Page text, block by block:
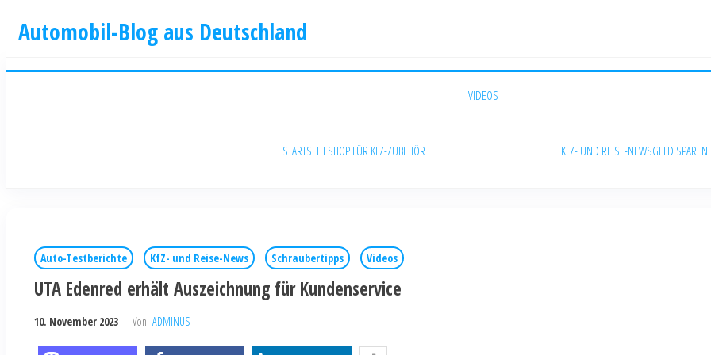
Automobil-Blog aus Deutschland
STARTSEITESHOP FÜR KFZ-ZUBEHÖR
VIDEOS
KFZ- UND REISE-NEWSGELD SPAREN
Auto-Testberichte KfZ- und Reise-News Schraubertipps Videos
UTA Edenred erhält Auszeichnung für Kundenservice
10. November 2023 Von ADMINUS